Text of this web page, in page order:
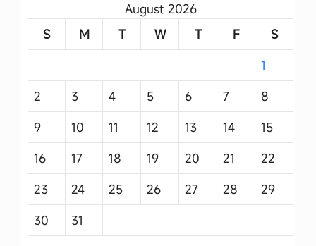
August 2026
S
M T W T F
S
1
2
3 4 5 6 7
8
9
10 11 12 13 14
15
16
17 18 19 20 21
22
23
24 25 26 27 28
29
30
31